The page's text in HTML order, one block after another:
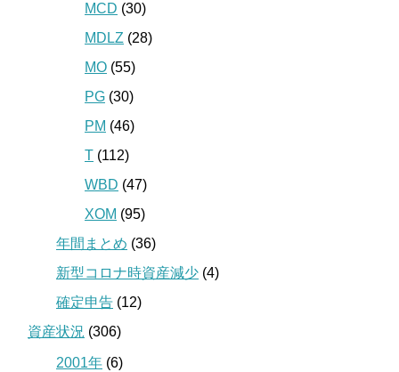
MCD (30)
MDLZ (28)
MO (55)
PG (30)
PM (46)
T (112)
WBD (47)
XOM (95)
年間まとめ (36)
新型コロナ時資産減少 (4)
確定申告 (12)
資産状況 (306)
2001年 (6)